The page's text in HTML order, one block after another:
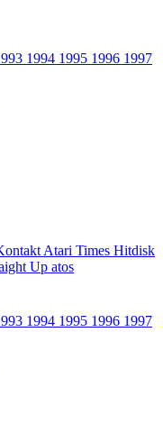
1994 1995 1996 1997
Atari Times Hitdisk
Up atos
1994 1995 1996 1997